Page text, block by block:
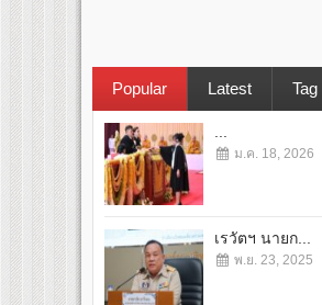
Popular Latest Tag
...
ม.ค. 18, 2026
เรวัตฯ นายก...
พ.ย. 23, 2025